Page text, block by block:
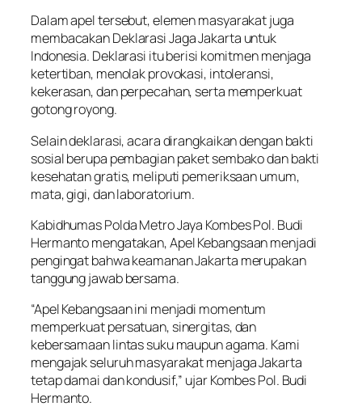
Dalam apel tersebut, elemen masyarakat juga
membacakan Deklarasi Jaga Jakarta untuk
Indonesia. Deklarasi itu berisi komitmen menjaga
ketertiban, menolak provokasi, intoleransi,
kekerasan, dan perpecahan, serta memperkuat
gotong royong.
Selain deklarasi, acara dirangkaikan dengan bakti
sosial berupa pembagian paket sembako dan bakti
kesehatan gratis, meliputi pemeriksaan umum,
mata, gigi, dan laboratorium.
Kabidhumas Polda Metro Jaya Kombes Pol. Budi
Hermanto mengatakan, Apel Kebangsaan menjadi
pengingat bahwa keamanan Jakarta merupakan
tanggung jawab bersama.
“Apel Kebangsaan ini menjadi momentum
memperkuat persatuan, sinergitas, dan
kebersamaan lintas suku maupun agama. Kami
mengajak seluruh masyarakat menjaga Jakarta
tetap damai dan kondusif,” ujar Kombes Pol. Budi
Hermanto.